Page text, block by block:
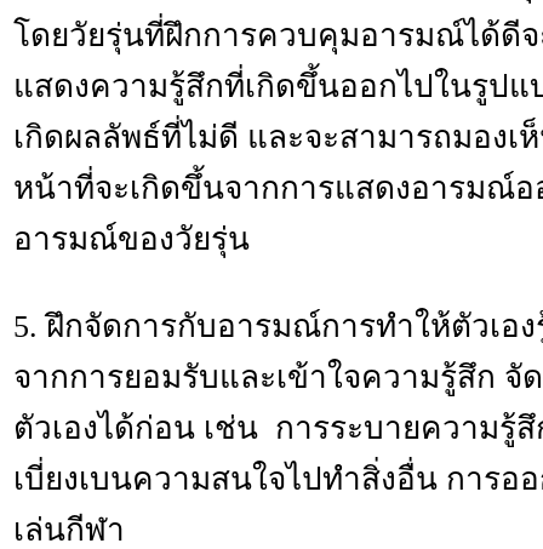
โดยวัยรุ่นที่ฝึกการควบคุมอารมณ์ได้ดีจ
แสดงความรู้สึกที่เกิดขึ้นออกไปในรูปแ
เกิดผลลัพธ์ที่ไม่ดี และจะสามารถมองเ
หน้าที่จะเกิดขึ้นจากการแสดงอารมณ์
อารมณ์ของวัยรุ่น
5. ฝึกจัดการกับอารมณ์การทำให้ตัวเอ
จากการยอมรับและเข้าใจความรู้สึก จั
ตัวเองได้ก่อน เช่น การระบายความรู้
เบี่ยงเบนความสนใจไปทำสิ่งอื่น การอ
เล่นกีฬา